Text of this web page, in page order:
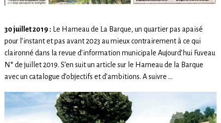
30 juillet 2019 : Le Hameau de La Barque, un quartier pas apaisé
pour l’instant et pas avant 2023 au mieux contrairement à ce qui
claironné dans la revue d’information municipale Aujourd’hui Fuveau
N° de juillet 2019. S’en suit un article sur le Hameau de la Barque
avec un catalogue d’objectifs et d’ambitions. A suivre …